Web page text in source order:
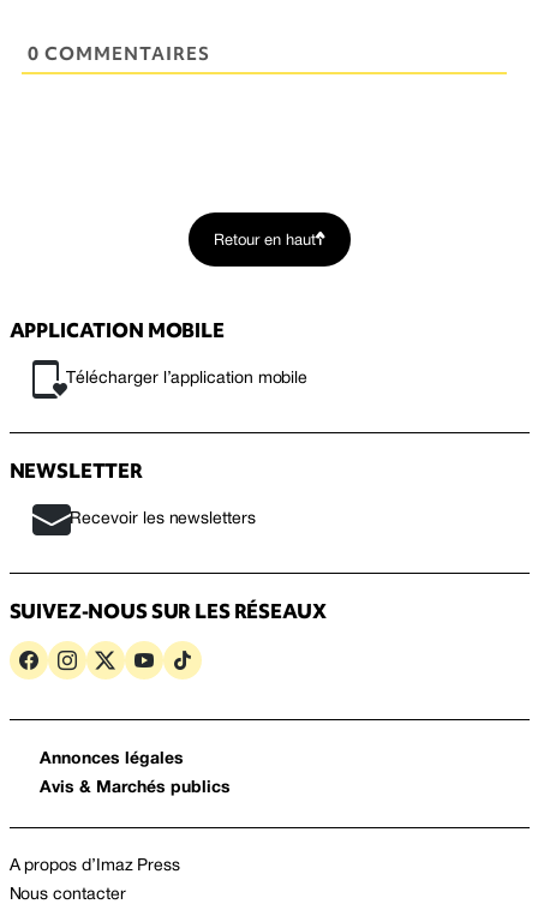
0 COMMENTAIRES
Retour en haut
APPLICATION MOBILE
Télécharger l’application mobile
NEWSLETTER
Recevoir les newsletters
SUIVEZ-NOUS SUR LES RÉSEAUX
Annonces légales
Avis & Marchés publics
A propos d’Imaz Press
Nous contacter